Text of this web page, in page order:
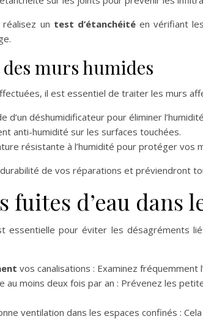
un test d’étanchéitéen vérifiant
murs humides
il est essentiel de traiter les murs
d’un déshumidificateur pour éliminer
anti-humidité sur les surfaces touchées.
résistante à l’humidité pour protéger vos
de vos réparations et préviendront
fuites d’eau dans
essentielle pour éviter les désagréments
vos canalisations : Examinez
au moins deux fois par an : Prévenez les
ventilation dans les espaces confinés :